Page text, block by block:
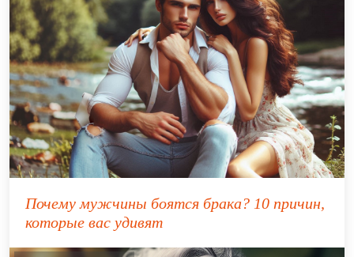
Почему мужчины боятся брака? 10 причин,
которые вас удивят